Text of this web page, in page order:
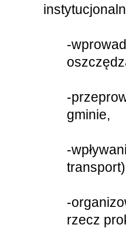
-
-
gminie,
-
-
rzecz